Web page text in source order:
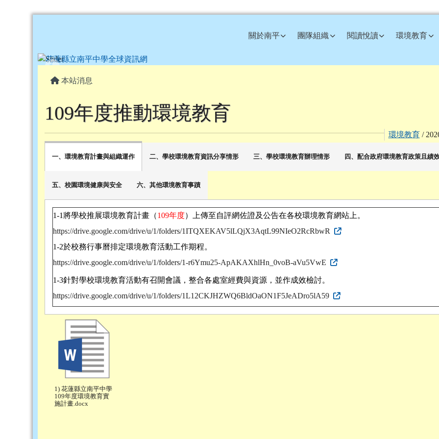
花蓮縣立南平中學全球資訊網關於南平 團隊組織 閱讀悅讀 環境教育
主內容區域
本站消息
109年度推動環境教育
環境教育/
一、環境教育計畫與組織運作 二、學校環境教育資訊分享情形 三、學校環境教育辦理情形 四、配合政府環境教育政策且績
五、校園環境健康與安全 六、其他環境教育事蹟
1-1 將學校推展環境教育計畫（109年度）上傳至自評網佐證及公告在各校環境教育網站上。
https://drive.google.com/drive/u/1/folders/1ITQXEKAV5lLQjX3AqtL99NIeO2RcRbwR
1-2於校務行事曆排定環境教育活動工作期程。
https://drive.google.com/drive/u/1/folders/1-r6Ymu25-ApAKAXhlHn_0voB-aVu5VwE
1-3針對學校環境教育活動有召開會議，整合各處室經費與資源，並作成效檢討。
https://drive.google.com/drive/u/1/folders/1L12CKJHZWQ6BldOaON1F5JeADro5lA59
1) 花蓮縣立南平中學
109年度環境教育實
施計畫.docx
頁尾區域